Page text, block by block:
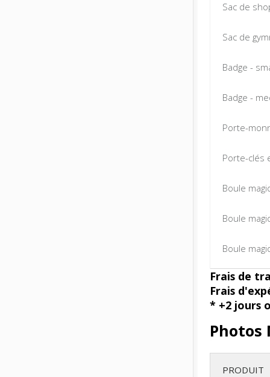
Sac de
Sac de
Badge -
Badge -
Porte-
Porte-clés
Boule
Boule
Boule
Frais de
Frais
* +2 jours
Photos
PRODUIT